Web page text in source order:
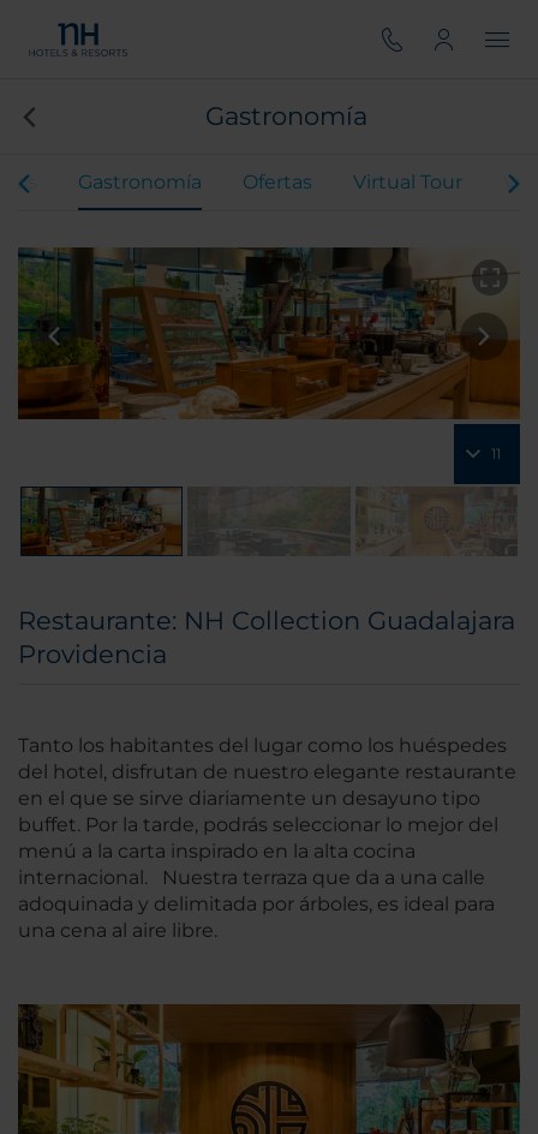
Gastronomía
Gastronomía Ofertas Virtual Tour
11
Restaurante: NH Collection Guadalajara
Providencia
Tanto los habitantes del lugar como los huéspedes
del hotel, disfrutan de nuestro elegante restaurante
en el que se sirve diariamente un desayuno tipo
buffet. Por la tarde, podrás seleccionar lo mejor del
menú a la carta inspirado en la alta cocina
internacional. Nuestra terraza que da a una calle
adoquinada y delimitada por árboles, es ideal para
una cena al aire libre.